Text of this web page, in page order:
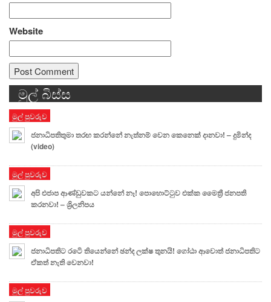
Website
Alternative:
මුල් බිස්ස
මුල් පුවරුව
ජනාධිපතිතුමා තරඟ කරන්නේ නැත්නම් වෙන කෙනෙක් දානවා! – දුමින්ද
(video)
මුල් පුවරුව
අපි එජාප ආණ්ඩුවකට යන්නේ නෑ! පොහොට්ටුව එක්ක මෛත්‍රී ජනපති
කරනවා! – ශ්‍රිලනිපය
මුල් පුවරුව
ජනාධිපතිට රටෙි තියෙන්නේ ඡන්ද ලක්ෂ තුනයි! ගෝඨා ආවොත් ජනාධිපතිට
ඒකත් නැති වෙනවා!
මුල් පුවරුව